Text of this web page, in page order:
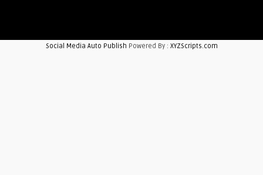
Social Media Auto Publish Powered By : XYZScripts.com